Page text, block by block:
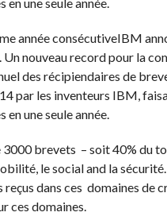
IBM
nouveau record pour la
des récipiendaires de
par les inventeurs IBM,
une seule année.
brevets – soit 40% du
le social and la
dans ces domaines de
ces domaines.